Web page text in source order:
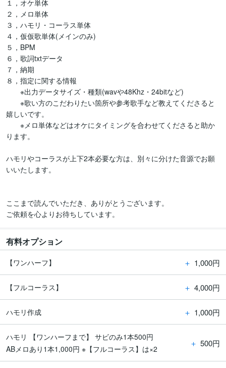
１，オケ単体
２，メロ単体
３，ハモリ・コーラス単体
４，仮仮歌単体(メインのみ)
５，BPM
６，歌詞txtデータ
７，納期
８，指定に関する情報
※出力データサイズ・種類(wavや48Khz・24bitなど)
※歌い方のこだわりたい箇所や参考歌手など教えてくださると
嬉しいです。
※メロ単体などはオケにタイミングを合わせてくださると助か
ります。
ハモリやコーラスが上下2本必要な方は、別々に分けた音源でお願
いいたします。
ここまで読んでいただき、ありがとうございます。
ご依頼を心よりお待ちしています。
有料オプション
【ワンハーフ】 ＋ 1,000円
【フルコーラス】 ＋ 4,000円
ハモリ作成 ＋ 1,000円
ハモリ 【ワンハーフまで】 サビのみ1本500円
ABメロあり1本1,000円 ※【フルコーラス】は×2
＋ 500円